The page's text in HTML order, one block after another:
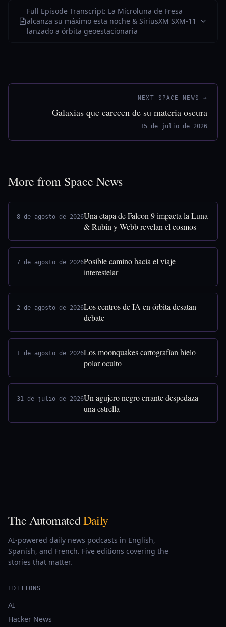
Full Episode Transcript: La Microluna de Fresa
alcanza su máximo esta noche & SiriusXM SXM-11
lanzado a órbita geoestacionaria
NEXT SPACE NEWS →
Galaxias que carecen de su materia oscura
15 de julio de 2026
More from Space News
8 de agosto de 2026Una etapa de Falcon 9 impacta la Luna
& Rubin y Webb revelan el cosmos
7 de agosto de 2026Posible camino hacia el viaje
interestelar
2 de agosto de 2026Los centros de IA en órbita desatan
debate
1 de agosto de 2026Los moonquakes cartografían hielo
polar oculto
31 de julio de 2026Un agujero negro errante despedaza
una estrella
The AutomatedDaily
AI-powered daily news podcasts in English,
Spanish, and French. Five editions covering the
stories that matter.
EDITIONS
AI
Hacker News